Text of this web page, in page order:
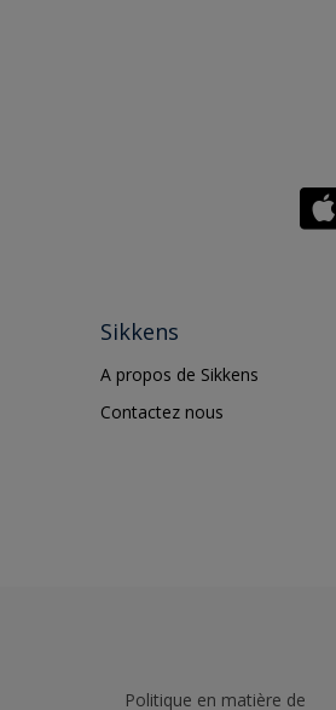
Sikkens
A propos de Sikkens
Contactez nous
Politique en matière de